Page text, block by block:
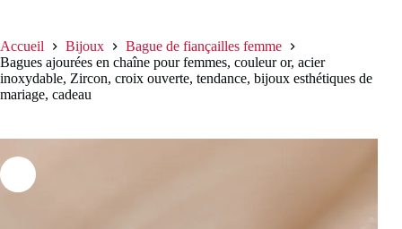
Accueil Bijoux
Bague de fiançailles femme
Bagues ajourées en chaîne pour femmes, couleur or, acier
inoxydable, Zircon, croix ouverte, tendance, bijoux esthétiques de
mariage, cadeau